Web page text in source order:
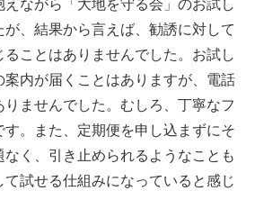
ながら「大地を守る会」のお試し
、結果から言えば、勧誘に対して
ことはありませんでした。お試し
内が届くことはありますが、電話
ませんでした。むしろ、丁寧なフ
す。また、定期便を申し込まずにそ
く、引き止められるようなことも
試せる仕組みになっていると感じ